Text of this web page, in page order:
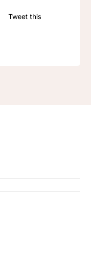
Tweet this